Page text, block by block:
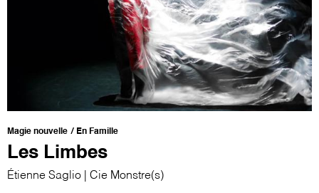
Magie nouvelle En Famille
Les Limbes
Étienne Saglio | Cie Monstre(s)